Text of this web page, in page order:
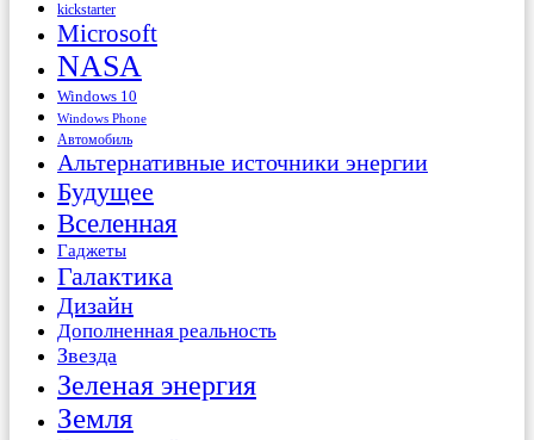
kickstarter
Microsoft
NASA
Windows 10
Windows Phone
Автомобиль
Альтернативные источники энергии
Будущее
Вселенная
Гаджеты
Галактика
Дизайн
Дополненная реальность
Звезда
Зеленая энергия
Земля